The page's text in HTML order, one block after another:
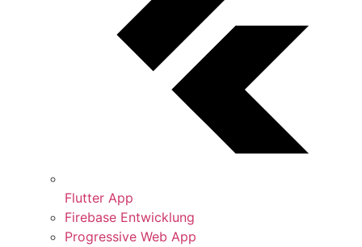
Flutter App
Firebase Entwicklung
Progressive Web App